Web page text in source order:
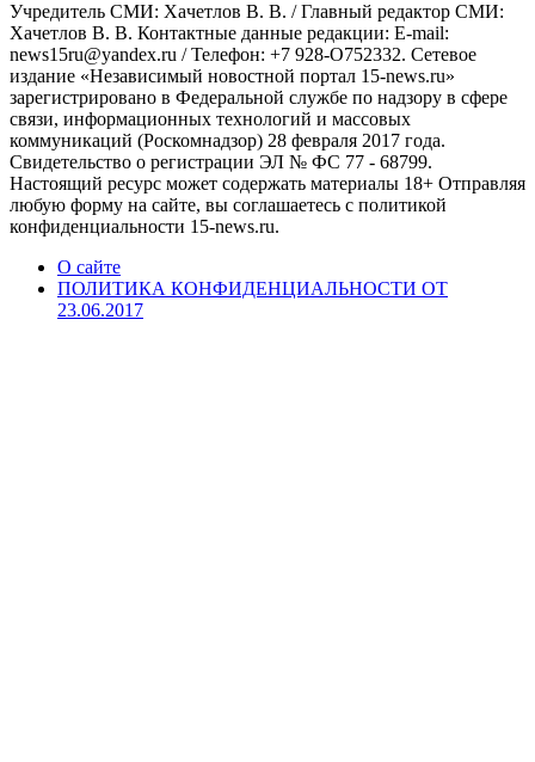
Учредитель СМИ: Хaчeтлoв B. B. / Главный редактор СМИ:
Хaчeтлoв B. B. Контактные данные редакции: E-mail:
news15ru@yandex.ru / Телефон: +7 928-O752332. Сетевое
издание «Независимый новостной портал 15-news.ru»
зарегистрировано в Федеральной службе по надзору в сфере
связи, информационных технологий и массовых
коммуникаций (Роскомнадзор) 28 февраля 2017 года.
Свидетельство о регистрации ЭЛ № ФС 77 - 68799.
Настоящий ресурс может содержать материалы 18+ Отправляя
любую форму на сайте, вы соглашаетесь с политикой
конфиденциальности 15-news.ru.
О сайте
ПОЛИТИКА КОНФИДЕНЦИАЛЬНОСТИ ОТ
23.06.2017